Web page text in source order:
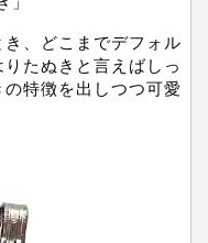
、どこまでデフォル
たぬきと言えばしっ
特徴を出しつつ可愛